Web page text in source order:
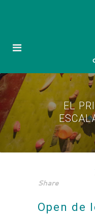
EL
El
Share
Open de